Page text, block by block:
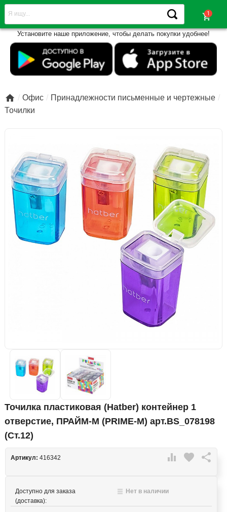
shopping_cart
Установите наше приложение, чтобы делать покупки удобнее!
 Офис
Принадлежности письменные и чертежные
Точилки
Точилка пластиковая (Hatber) контейнер 1
отверстие, ПРАЙМ-М (PRIME-M) арт.BS_078198
(Ст.12)
 favorite 
Артикул: 416342
Доступно для заказа
(доставка):
Нет в наличии